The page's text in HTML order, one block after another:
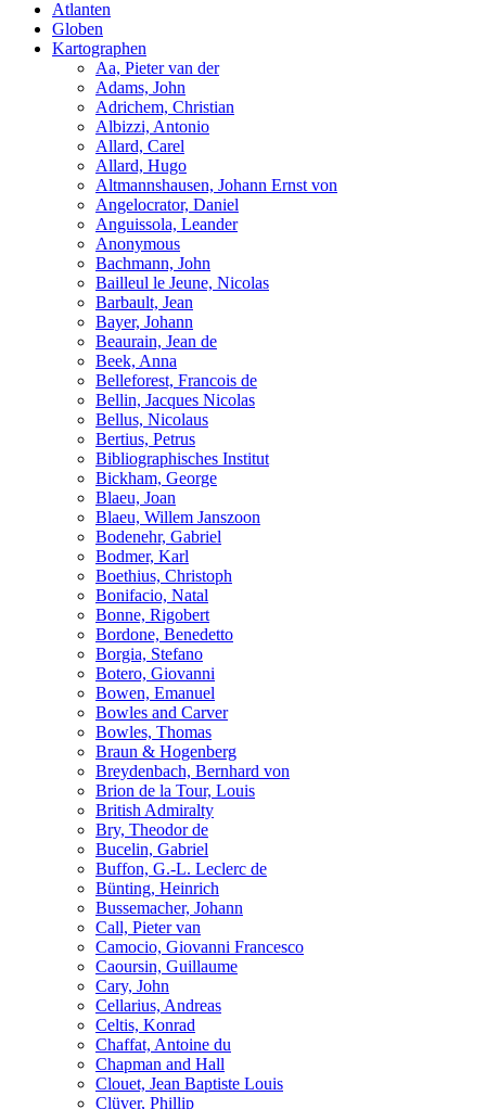
Atlanten
Globen
Kartographen
Aa, Pieter van der
Adams, John
Adrichem, Christian
Albizzi, Antonio
Allard, Carel
Allard, Hugo
Altmannshausen, Johann Ernst von
Angelocrator, Daniel
Anguissola, Leander
Anonymous
Bachmann, John
Bailleul le Jeune, Nicolas
Barbault, Jean
Bayer, Johann
Beaurain, Jean de
Beek, Anna
Belleforest, Francois de
Bellin, Jacques Nicolas
Bellus, Nicolaus
Bertius, Petrus
Bibliographisches Institut
Bickham, George
Blaeu, Joan
Blaeu, Willem Janszoon
Bodenehr, Gabriel
Bodmer, Karl
Boethius, Christoph
Bonifacio, Natal
Bonne, Rigobert
Bordone, Benedetto
Borgia, Stefano
Botero, Giovanni
Bowen, Emanuel
Bowles and Carver
Bowles, Thomas
Braun & Hogenberg
Breydenbach, Bernhard von
Brion de la Tour, Louis
British Admiralty
Bry, Theodor de
Bucelin, Gabriel
Buffon, G.-L. Leclerc de
Bünting, Heinrich
Bussemacher, Johann
Call, Pieter van
Camocio, Giovanni Francesco
Caoursin, Guillaume
Cary, John
Cellarius, Andreas
Celtis, Konrad
Chaffat, Antoine du
Chapman and Hall
Clouet, Jean Baptiste Louis
Clüver, Phillip